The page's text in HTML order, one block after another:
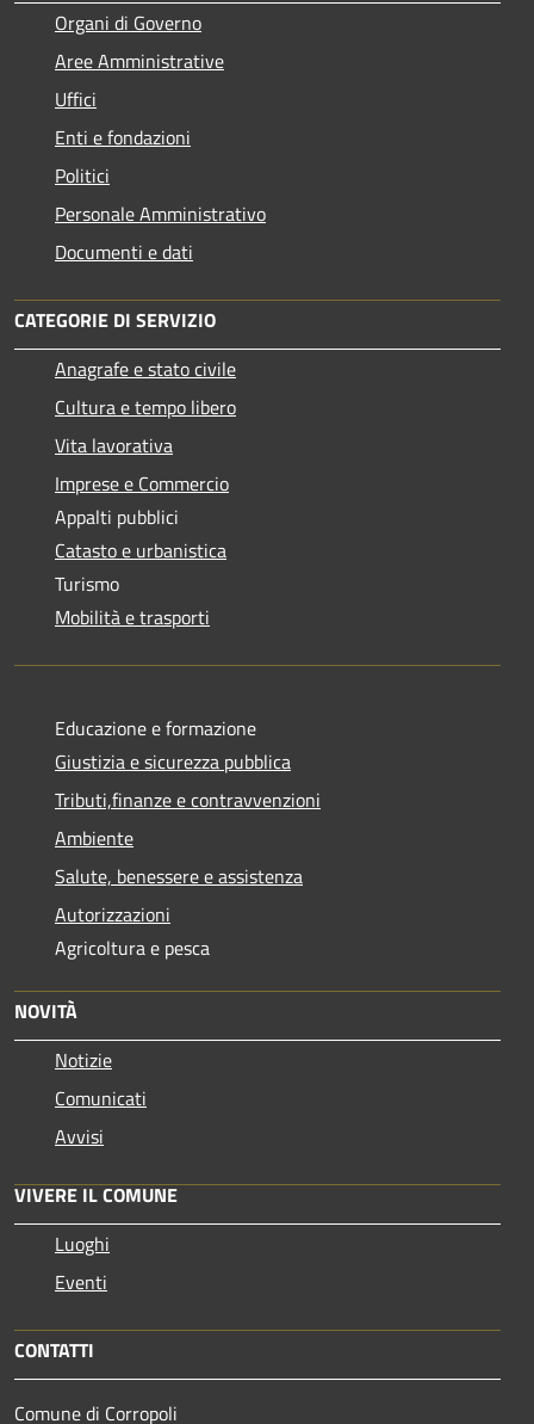
Organi di Governo
Aree Amministrative
Uffici
Enti e fondazioni
Politici
Personale Amministrativo
Documenti e dati
CATEGORIE DI SERVIZIO
Anagrafe e stato civile
Cultura e tempo libero
Vita lavorativa
Imprese e Commercio
Appalti pubblici
Catasto e urbanistica
Turismo
Mobilità e trasporti
Educazione e formazione
Giustizia e sicurezza pubblica
Tributi,finanze e contravvenzioni
Ambiente
Salute, benessere e assistenza
Autorizzazioni
Agricoltura e pesca
NOVITÀ
Notizie
Comunicati
Avvisi
VIVERE IL COMUNE
Luoghi
Eventi
CONTATTI
Comune di Corropoli